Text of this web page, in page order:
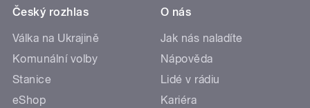
Český rozhlas
Válka na Ukrajině
Komunální volby
Stanice
eShop
O nás
Jak nás naladíte
Nápověda
Lidé v rádiu
Kariéra